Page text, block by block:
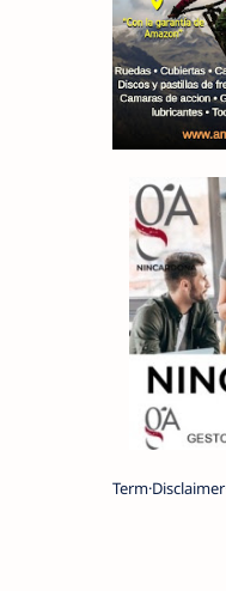
Term Disclaimer